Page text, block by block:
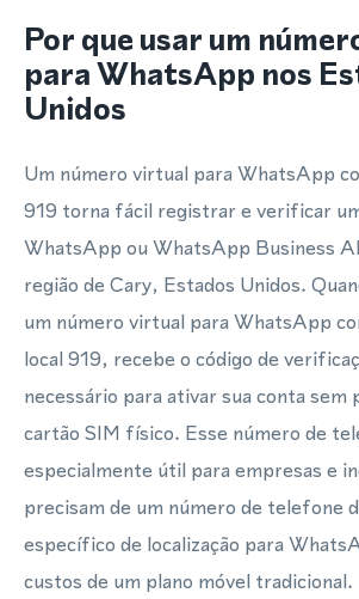
Por que usar um
para WhatsApp nos
Unidos
Um número virtual para WhatsApp
919 torna fácil registrar e verificar
WhatsApp ou WhatsApp Business
região de Cary, Estados Unidos.
um número virtual para WhatsApp
local 919, recebe o código de
necessário para ativar sua conta sem
cartão SIM físico. Esse número de
especialmente útil para empresas e
precisam de um número de telefone
específico de localização para
custos de um plano móvel tradicional.